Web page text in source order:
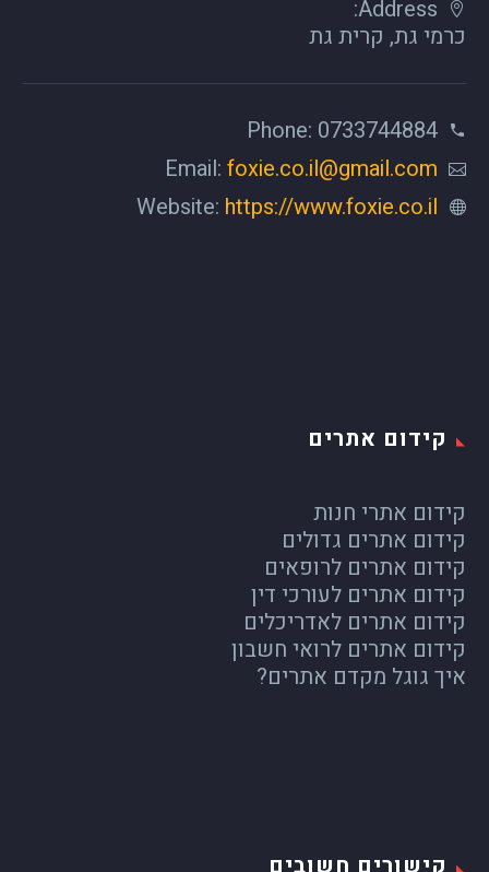
Address:
כרמי גת, קרית גת
Phone: 0733744884
Email: foxie.co.il@gmail.com
Website: https://www.foxie.co.il
קידום אתרים
קידום אתרי חנות
קידום אתרים גדולים
קידום אתרים לרופאים
קידום אתרים לעורכי דין
קידום אתרים לאדריכלים
קידום אתרים לרואי חשבון
איך גוגל מקדם אתרים?